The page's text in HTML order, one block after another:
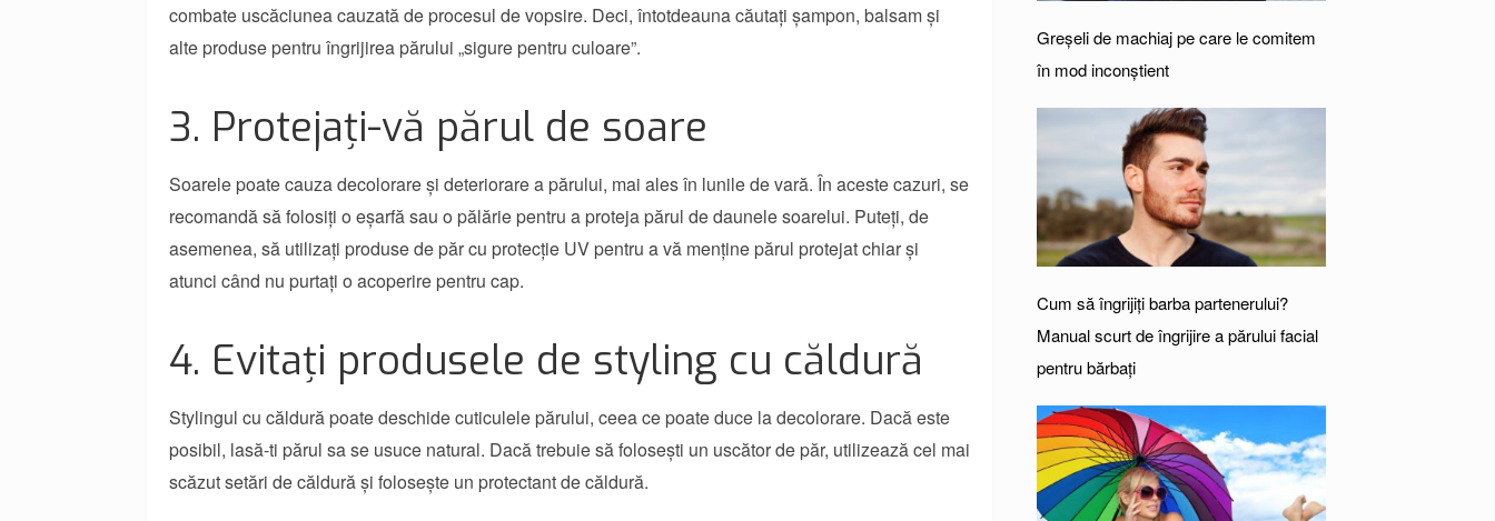
combate uscăciunea cauzată de procesul de vopsire. Deci, întotdeauna căutați șampon, balsam și
alte produse pentru îngrijirea părului „sigure pentru culoare”.
3. Protejați-vă părul de soare
Soarele poate cauza decolorare și deteriorare a părului, mai ales în lunile de vară. În aceste cazuri, se
recomandă să folosiți o eșarfă sau o pălărie pentru a proteja părul de daunele soarelui. Puteți, de
asemenea, să utilizați produse de păr cu protecție UV pentru a vă menține părul protejat chiar și
atunci când nu purtați o acoperire pentru cap.
4. Evitați produsele de styling cu căldură
Stylingul cu căldură poate deschide cuticulele părului, ceea ce poate duce la decolorare. Dacă este
posibil, lasă-ti părul sa se usuce natural. Dacă trebuie să folosești un uscător de păr, utilizează cel mai
scăzut setări de căldură și folosește un protectant de căldură.
Greşeli de machiaj pe care le comitem
în mod inconştient
Cum să îngrijiți barba partenerului?
Manual scurt de îngrijire a părului facial
pentru bărbați